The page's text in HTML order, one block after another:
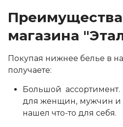
магазина
Покупая нижнее белье в
получаете:
Большой
для женщин, мужчин и
нашел что-то для себя.